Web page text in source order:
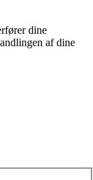
dine
af dine